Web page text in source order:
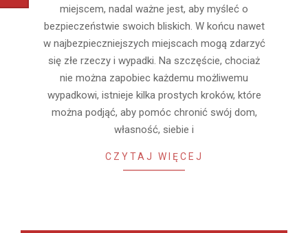
miejscem, nadal ważne jest, aby myśleć o
bezpieczeństwie swoich bliskich. W końcu nawet
w najbezpieczniejszych miejscach mogą zdarzyć
się złe rzeczy i wypadki. Na szczęście, chociaż
nie można zapobiec każdemu możliwemu
wypadkowi, istnieje kilka prostych kroków, które
można podjąć, aby pomóc chronić swój dom,
własność, siebie i
CZYTAJ WIĘCEJ